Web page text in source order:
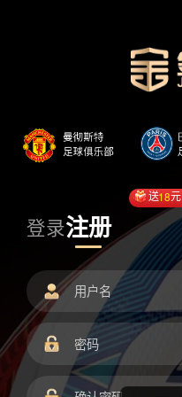
登录注册
送18元